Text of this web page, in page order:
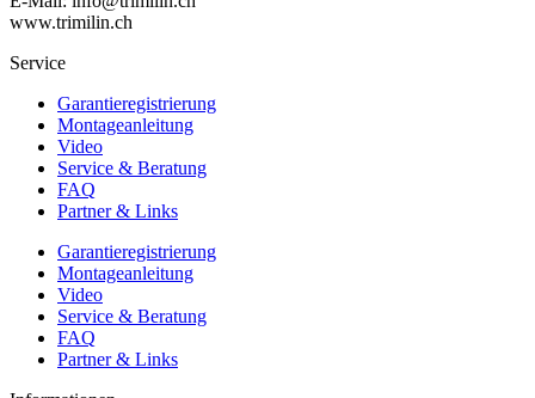
www.trimilin.ch
Service
Garantieregistrierung
Montageanleitung
Video
Service & Beratung
FAQ
Partner & Links
Garantieregistrierung
Montageanleitung
Video
Service & Beratung
FAQ
Partner & Links